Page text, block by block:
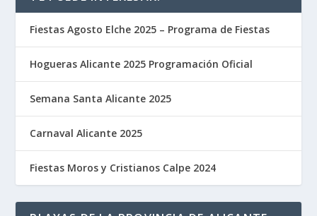
Fiestas Agosto Elche 2025 – Programa de Fiestas
Hogueras Alicante 2025 Programación Oficial
Semana Santa Alicante 2025
Carnaval Alicante 2025
Fiestas Moros y Cristianos Calpe 2024